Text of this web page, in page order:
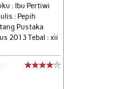
: Ibu Pertiwi
: Pepih
Pustaka
2013 Tebal : xii